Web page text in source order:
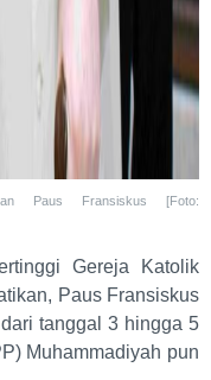
Paus Fransiskus [Foto:
Gereja Katolik
Paus Fransiskus
tanggal 3 hingga 5
Muhammadiyah pun